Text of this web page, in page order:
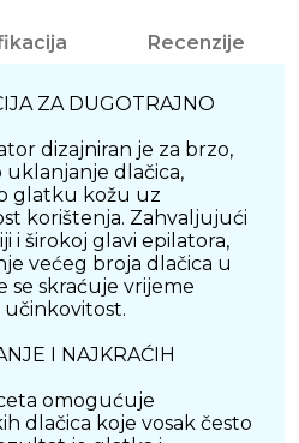
Recenzije
ZA DUGOTRAJNO
dizajniran je za brzo,
dlačica,
glatku kožu uz
korištenja. Zahvaljujući
i širokoj glavi epilatora,
većeg broja dlačica u
se skraćuje vrijeme
I NAJKRAĆIH
omogućuje
dlačica koje vosak često